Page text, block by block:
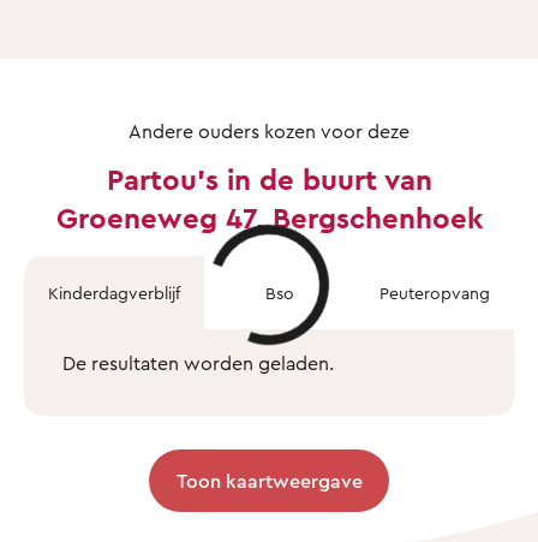
Andere ouders kozen voor deze
Partou's in de buurt van
Groeneweg 47, Bergschenhoek
Kinderdagverblijf Bso Peuteropvang
De resultaten worden geladen.
Toon kaartweergave